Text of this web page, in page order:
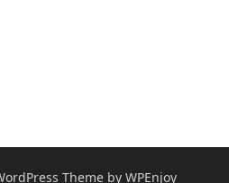
Themeby WPEnjoy